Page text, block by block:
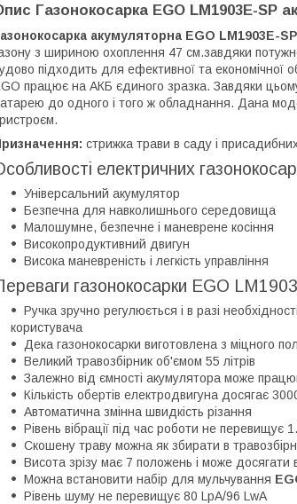
Газонокосарка EGO LM1903E-SP
акумуляторна EGO LM1903E-SP
з шириною охоплення 47 см.завдяки
підходить для ефективної та економічної
працює на АКБ єдиного зразка. Завдяки
до одного і того ж обладнання. Дана
стрижка трави в саду і
електричних
Універсальний акумулятор
Безпечна для навколишнього середовища
Малошумне, безпечне і маневрене косіння
Високопродуктивний двигун
Висока маневреність і легкість управління
газонокосарки EGO
Ручка зручно регулюється і в разі
користувача
Дека газонокосарки виготовлена з міцного
Великий травозбірник об'ємом 55 літрів
Залежно від ємності акумулятора може
Кількість обертів електродвигуна досягає
Автоматична змінна швидкість різання
Рівень вібрації під час роботи не перевищує
Скошену траву можна як збирати в
Висота зрізу має 7 положень і може
Можна встановити набір для мульчування
Рівень шуму не перевищує 80 LpA/96 LwA